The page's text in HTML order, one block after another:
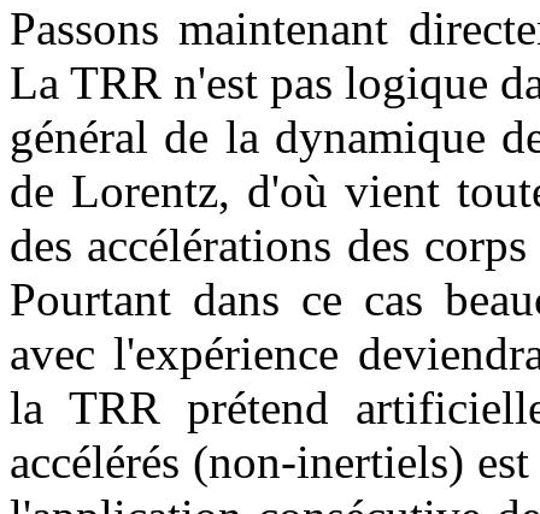
Passons maintenant
La TRR n'est pas logique
général de la dynamique
de Lorentz, d'où vient
des accélérations des
Pourtant dans ce cas
avec l'expérience
la TRR prétend
accélérés (non-inertiels)